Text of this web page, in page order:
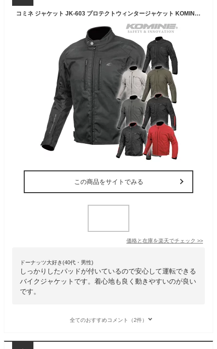
コミネ ジャケット JK-603 プロテクトウィンタージャケット KOMINE 07-603 バイク 防寒 CE規格パッド付 秋冬 2024年新色追加
この商品をサイトでみる
価格と在庫を楽天でチェック >>
ドーナッツ大好き(40代・男性)
しっかりしたパッドが付いているので安心して運転できる
バイクジャケットです。着心地も良く動きやすいのが良い
です。
全てのおすすめコメント（2件）